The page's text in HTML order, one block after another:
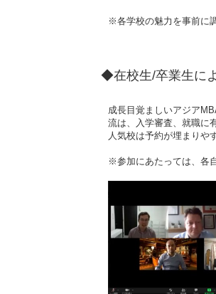
※各学校の魅力を事前に
◆在校生/卒業生に
成長目覚ましいアジア
流は、入学審査、就職に
人気校は予約が埋まりや
※参加にあたっては、各